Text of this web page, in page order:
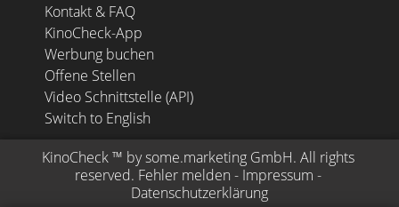
Kontakt & FAQ
KinoCheck-App
Werbung buchen
Offene Stellen
Video Schnittstelle (API)
Switch to English
KinoCheck ™ by some.marketing GmbH. All rights
reserved. Fehler melden - Impressum -
Datenschutzerklärung